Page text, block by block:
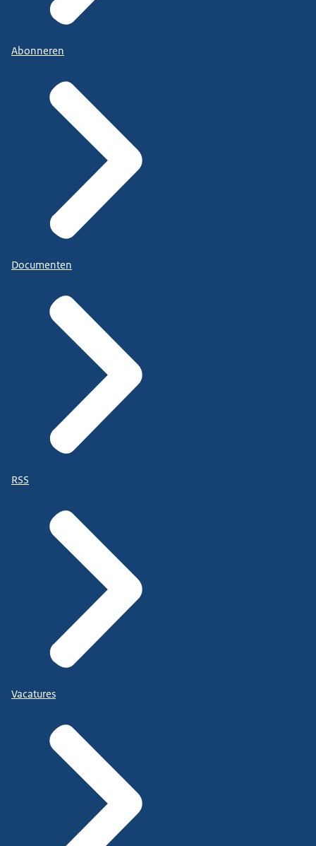
Abonneren
Documenten
RSS
Vacatures